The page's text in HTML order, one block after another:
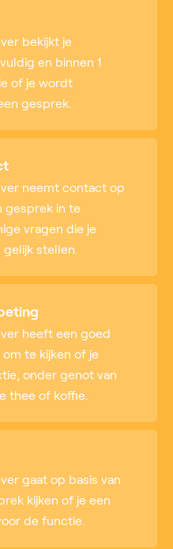
bekijkt je
en binnen 1
of je wordt
gesprek.
neemt contact op
gesprek in te
vragen die je
stellen.
heeft een goed
te kijken of je
onder genot van
thee of koffie.
gaat op basis van
kijken of je een
de functie.